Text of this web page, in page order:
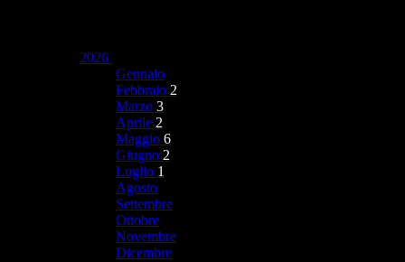
2026
Gennaio
Febbraio 2
Marzo 3
Aprile 2
Maggio 6
Giugno 2
Luglio 1
Agosto
Settembre
Ottobre
Novembre
Dicembre